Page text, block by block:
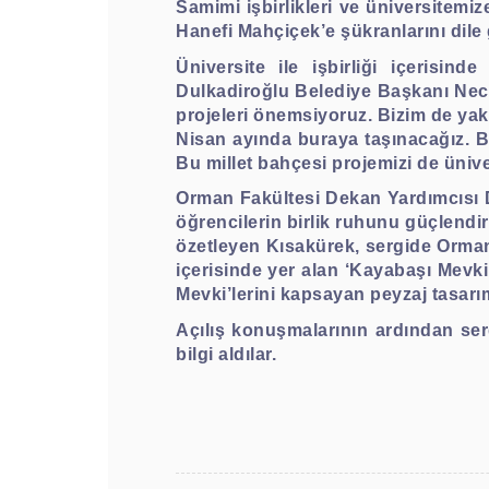
Samimi işbirlikleri ve
Hanefi Mahçiçek’e şükranlarını
Üniversite ile işbirliği içerisinde
Dulkadiroğlu Belediye Başkanı
projeleri önemsiyoruz. Bizim de
Nisan ayında buraya
Bu millet bahçesi projemizi de
Orman Fakültesi Dekan
öğrencilerin birlik ruhunu
özetleyen Kısakürek, sergide
içerisinde yer alan ‘Kayabaşı
Mevki’lerini kapsayan peyzaj
Açılış konuşmalarının ardından
bilgi aldılar.